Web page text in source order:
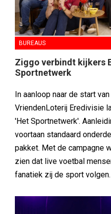
BUREAUS
Ziggo verbindt kijkers
Sportnetwerk
In aanloop naar de start
VriendenLoterij Eredivisie
'Het Sportnetwerk'.
voortaan standaard
pakket. Met de campagne
zien dat live voetbal
fanatiek zij de sport volgen.